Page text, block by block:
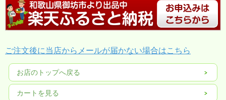
ご注文後に当店からメールが届かない場合はこちら
お店のトップへ戻る
カートを見る